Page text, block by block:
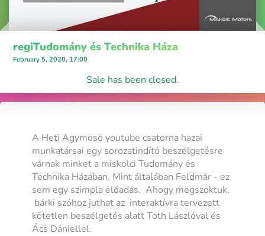
regiTudomány és Technika Háza
February 5, 2020, 17:00
Sale has been closed.
A Heti Agymosó youtube csatorna hazai
munkatársai egy sorozatindító beszélgetésre
várnak minket a miskolci Tudomány és
Technika Házában. Mint általában Feldmár - ez
sem egy szimpla előadás. Ahogy megszoktuk,
bárki szóhoz juthat az interaktívra tervezett
kötetlen beszélgetés alatt Tóth Lászlóval és
Ács Dániellel.